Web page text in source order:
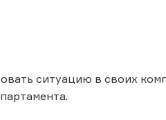
ситуацию в своих